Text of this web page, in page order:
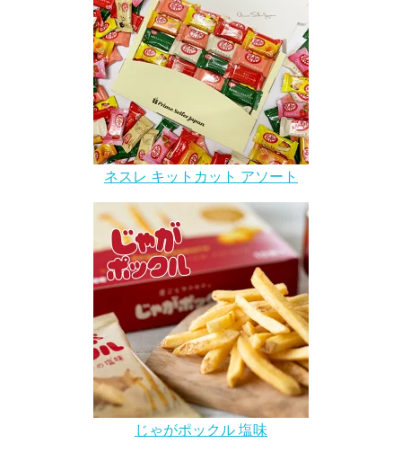
ネスレ キットカット アソート
じゃがポックル 塩味